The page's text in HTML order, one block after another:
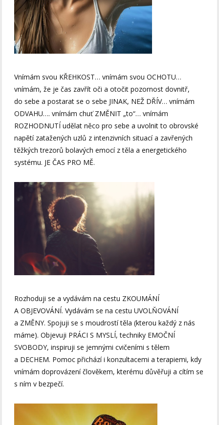
Vnímám svou KŘEHKOST… vnímám svou OCHOTU…
vnímám, že je čas zavřít oči a otočit pozornost dovnitř,
do sebe a postarat se o sebe JINAK, NEŽ DŘÍV… vnímám
ODVAHU…. vnímám chuť ZMĚNIT „to“… vnímám
ROZHODNUTÍ udělat něco pro sebe a uvolnit to obrovské
napětí zatažených uzlů z intenzivních situací a zavřených
těžkých trezorů bolavých emocí z těla a energetického
systému. JE ČAS PRO MĚ.
Rozhoduji se a vydávám na cestu ZKOUMÁNÍ
A OBJEVOVÁNÍ. Vydávám se na cestu UVOLŇOVÁNÍ
a ZMĚNY. Spojuji se s moudrostí těla (kterou každý z nás
máme). Objevuji PRÁCI S MYSLÍ, techniky EMOČNÍ
SVOBODY, inspiruji se jemnými cvičeními s tělem
a DECHEM. Pomoc přichází i konzultacemi a terapiemi, kdy
vnímám doprovázení člověkem, kterému důvěřuji a cítím se
s ním v bezpečí.